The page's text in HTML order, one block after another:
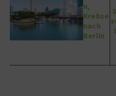
n,
Krebse
nach
Berlin